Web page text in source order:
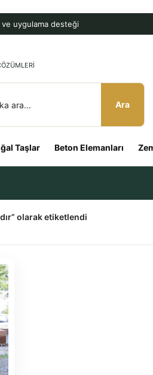
uygulama desteği
Ara
Taşlar Beton Elemanları
olarak etiketlendi